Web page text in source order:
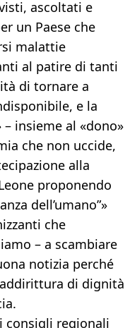
ascoltati e
un Paese che
malattie
al patire di tanti
di tornare a
e la
insieme al «dono»
che non uccide,
alla
proponendo
dell’umano”»
che
– a scambiare
notizia perché
di dignità
consigli regionali